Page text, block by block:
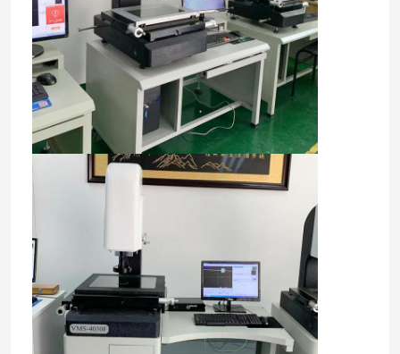
Máy đo quang OMM
Máy đo CMM
Hệ thống đo lường kích thước hình ảnh
Kính hiển vi đo lường công nghiệp
Máy đo tọa độ thủ công